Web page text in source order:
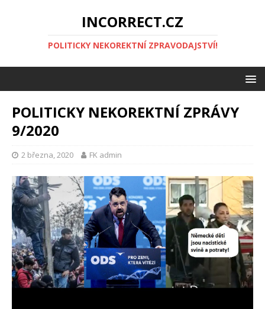
INCORRECT.CZ
POLITICKY NEKOREKTNÍ ZPRAVODAJSTVÍ!
POLITICKY NEKOREKTNÍ ZPRÁVY
9/2020
2 března, 2020 FK admin